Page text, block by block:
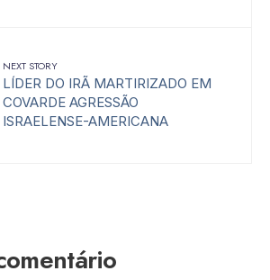
NEXT STORY
LÍDER DO IRÃ MARTIRIZADO EM
COVARDE AGRESSÃO
ISRAELENSE-AMERICANA